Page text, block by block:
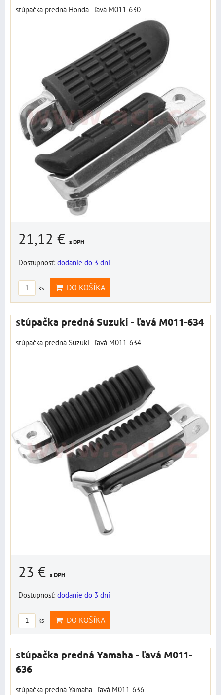
stúpačka predná Honda - ľavá M011-630
21,12 € s DPH
Dostupnosť: dodanie do 3 dní
ks DO KOŠÍKA
stúpačka predná Suzuki - ľavá M011-634
stúpačka predná Suzuki - ľavá M011-634
23 € s DPH
Dostupnosť: dodanie do 3 dní
ks DO KOŠÍKA
stúpačka predná Yamaha - ľavá M011-
636
stúpačka predná Yamaha - ľavá M011-636